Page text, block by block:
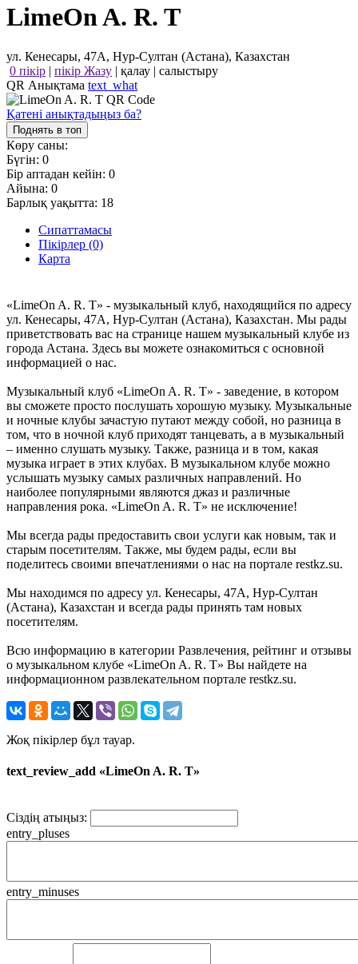
LimeOn A. R. T
ул. Кенесары, 47А, Нур-Султан (Астана), Казахстан
0 пікір | пікір Жазу | қалау | салыстыру
QR Анықтама text_what
Қатені анықтадыңыз ба?
Поднять в топ
Көру саны:
Бүгін: 0
Бір аптадан кейін: 0
Айына: 0
Барлық уақытта: 18
Сипаттамасы
Пікірлер (0)
Карта
«LimeOn A. R. T» - музыкальный клуб, находящийся по адресу
ул. Кенесары, 47А, Нур-Султан (Астана), Казахстан. Мы рады
приветствовать вас на странице нашем музыкальный клубе из
города Астана. Здесь вы можете ознакомиться с основной
информацией о нас.
Музыкальный клуб «LimeOn A. R. T» - заведение, в котором
вы сможете просто послушать хорошую музыку. Музыкальные
и ночные клубы зачастую путают между собой, но разница в
том, что в ночной клуб приходят танцевать, а в музыкальный
– именно слушать музыку. Также, разница и в том, какая
музыка играет в этих клубах. В музыкальном клубе можно
услышать музыку самых различных направлений. Но
наиболее популярными являются джаз и различные
направления рока. «LimeOn A. R. T» не исключение!
Мы всегда рады предоставить свои услуги как новым, так и
старым посетителям. Также, мы будем рады, если вы
поделитесь своими впечатлениями о нас на портале restkz.su.
Мы находимся по адресу ул. Кенесары, 47А, Нур-Султан
(Астана), Казахстан и всегда рады принять там новых
посетителям.
Всю информацию в категории Развлечения, рейтинг и отзывы
о музыкальном клубе «LimeOn A. R. T» Вы найдете на
информационном развлекательном портале restkz.su.
Жоқ пікірлер бұл тауар.
text_review_add «LimeOn A. R. T»
Сіздің атыңыз:
entry_pluses
entry_minuses